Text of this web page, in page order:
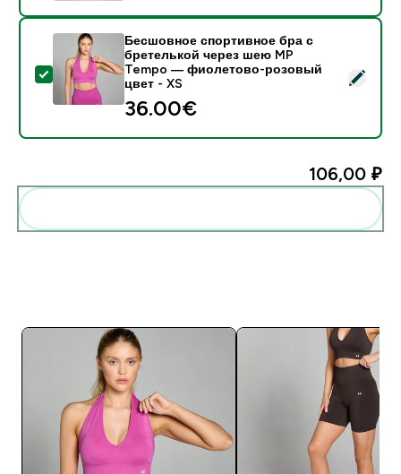
- Бесшовное спортивное бра с бретелькой через
Бесшовное спортивное бра с
бретелькой через шею MP
Tempo — фиолетово-розовый
цвет - XS
36.00€‎
106,00 ₽‎